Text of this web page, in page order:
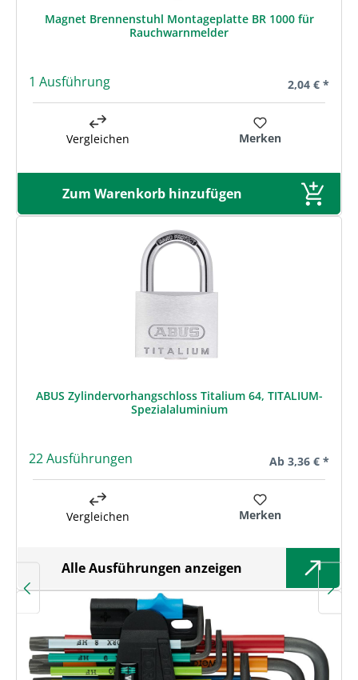
Magnet Brennenstuhl Montageplatte BR 1000 für
Rauchwarnmelder
1 Ausführung Regulärer
2,04 € *
Vergleichen Merken
Zum Warenkorb hinzufügen
ABUS Zylindervorhangschloss Titalium 64, TITALIUM-
Spezialaluminium
22 Ausführungen Regulärer Preis:
Ab 3,36 € *
Vergleichen Merken
Alle Ausführungen anzeigen